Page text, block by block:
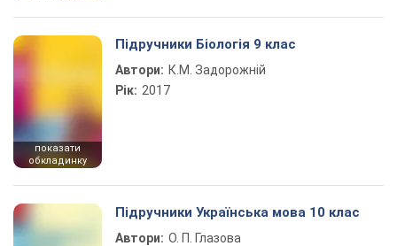
показати
обкладинку
Підручники Біологія 9 клас
Автори: К.М. Задорожній
Рік: 2017
Підручники Українська мова 10 клас
Автори: О. П. Глазова